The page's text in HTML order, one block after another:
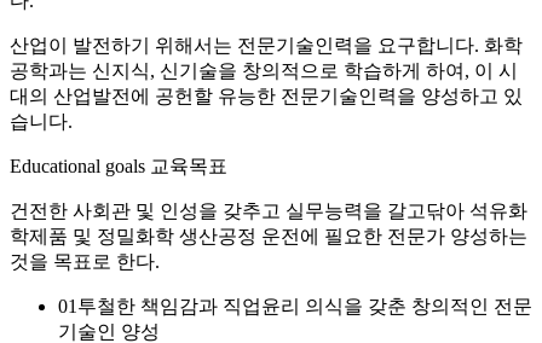
산업이 발전하기 위해서는 전문기술인력을 요구합니다. 화학
공학과는 신지식, 신기술을 창의적으로 학습하게 하여, 이 시
대의 산업발전에 공헌할 유능한 전문기술인력을 양성하고 있
습니다.
Educational goals 교육목표
건전한 사회관 및 인성을 갖추고 실무능력을 갈고닦아 석유화
학제품 및 정밀화학 생산공정 운전에 필요한 전문가 양성하는
것을 목표로 한다.
01 투철한 책임감과 직업윤리 의식을 갖춘 창의적인 전문
기술인 양성